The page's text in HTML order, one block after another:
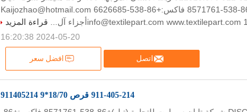
اتصل افضل سعر
سوبارت للتجارة (تيل)+86-538-8571761 فاكس:+86-538-6626685 Kaijozhao@hotmail.com
info@textilepart.com www.textilepart.com 1أجزاء آل...
قراءة المزيد
2024-05-20 16:20:38
911-405-214 قرص 18/70*9 911405214